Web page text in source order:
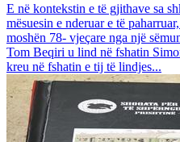
E në kontekstin e të gjithave sa
mësuesin e nderuar e të
moshën 78- vjeçare nga një
Tom Beqiri u lind në fshatin
kreu në fshatin e tij të lindjes...